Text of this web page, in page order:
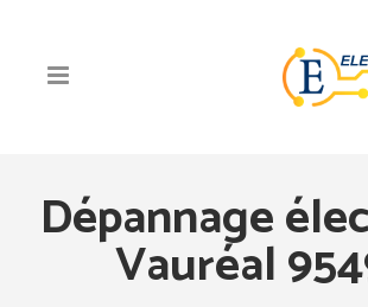
Dépannage
Vauréal